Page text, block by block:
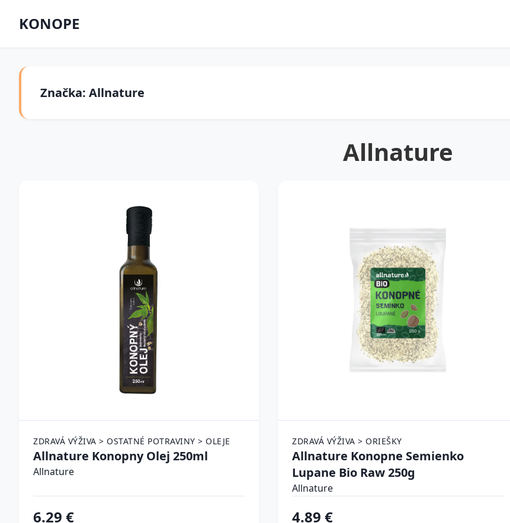
KONOPE
Značka: Allnature
Allnature
ZDRAVÁ VÝŽIVA > OSTATNÉ POTRAVINY > OLEJE
Allnature Konopny Olej 250ml
Allnature
6.29 €
ZDRAVÁ VÝŽIVA > ORIEŠKY
Allnature Konopne Semienko
Lupane Bio Raw 250g
Allnature
4.89 €